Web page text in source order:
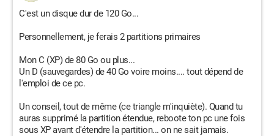
C'est un disque dur de 120 Go...
Personnellement, je ferais 2 partitions primaires
Mon C (XP) de 80 Go ou plus...
Un D (sauvegardes) de 40 Go voire moins.... tout dépend de
l'emploi de ce pc.
Un conseil, tout de même (ce triangle m'inquiète). Quand tu
auras supprimé la partition étendue, reboote ton pc une fois
sous XP avant d'étendre la partition... on ne sait jamais.